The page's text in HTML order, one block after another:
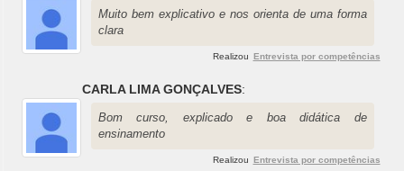
Muito bem explicativo e nos orienta de uma forma
clara
Realizou Entrevista por competências
CARLA LIMA GONÇALVES:
Bom curso, explicado e boa didática de
ensinamento
Realizou Entrevista por competências